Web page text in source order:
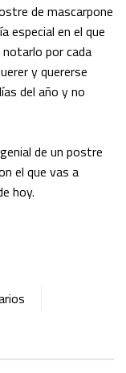
de mascarpone
especial en el que
por cada
y quererse
del año y no
de un postre
el que vas a
hoy.